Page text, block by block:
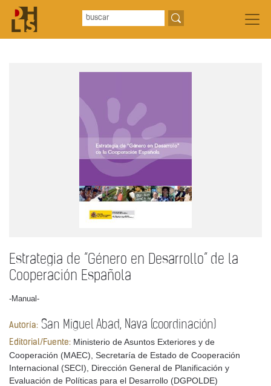
Estrategia de “Género en Desarrollo” de la
Cooperación Española
-Manual-
Autoría: San Miguel Abad, Nava (coordinación)
Editorial/Fuente: Ministerio de Asuntos Exteriores y de
Cooperación (MAEC), Secretaría de Estado de Cooperación
Internacional (SECI), Dirección General de Planificación y
Evaluación de Políticas para el Desarrollo (DGPOLDE)